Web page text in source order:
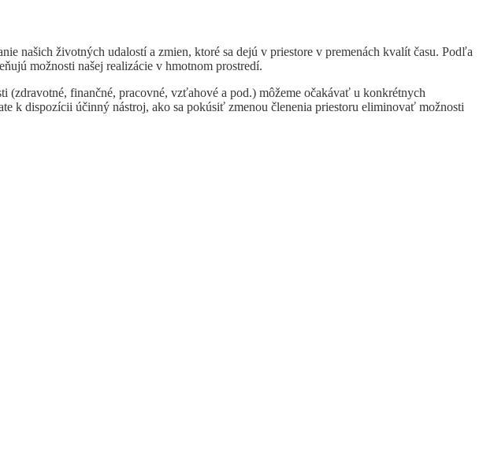
našich životných udalostí a zmien, ktoré sa dejú v priestore v premenách kvalít času. Podľa
možnosti našej realizácie v hmotnom prostredí.
finančné, pracovné, vzťahové a pod.) môžeme očakávať u konkrétnych
k dispozícii účinný nástroj, ako sa pokúsiť zmenou členenia priestoru eliminovať možnosti